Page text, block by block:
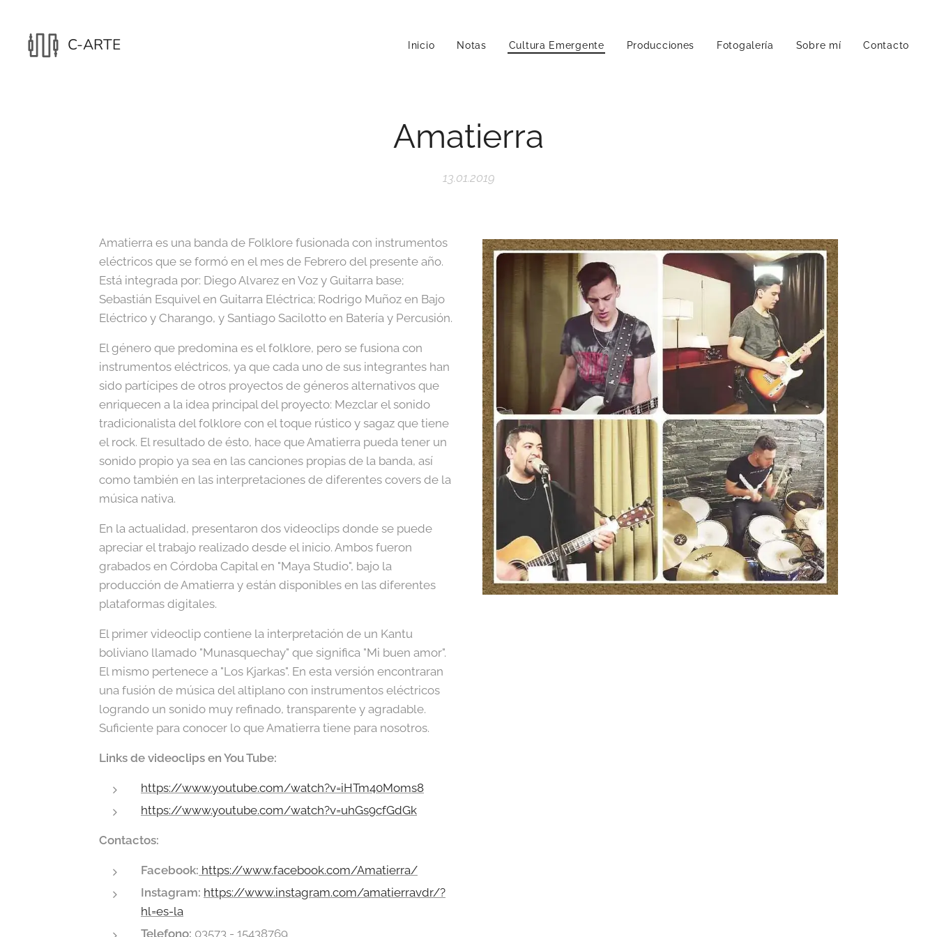
C-ARTE Inicio Notas Cultura Emergente Producciones Fotogalería Sobre mí Contacto
Amatierra
13.01.2019
Amatierra es una banda de Folklore fusionada con instrumentos
eléctricos que se formó en el mes de Febrero del presente año.
Está integrada por: Diego Alvarez en Voz y Guitarra base;
Sebastián Esquivel en Guitarra Eléctrica; Rodrigo Muñoz en Bajo
Eléctrico y Charango, y Santiago Sacilotto en Batería y Percusión.
El género que predomina es el folklore, pero se fusiona con
instrumentos eléctricos, ya que cada uno de sus integrantes han
sido partícipes de otros proyectos de géneros alternativos que
enriquecen a la idea principal del proyecto: Mezclar el sonido
tradicionalista del folklore con el toque rústico y sagaz que tiene
el rock. El resultado de ésto, hace que Amatierra pueda tener un
sonido propio ya sea en las canciones propias de la banda, así
como también en las interpretaciones de diferentes covers de la
música nativa.
En la actualidad, presentaron dos videoclips donde se puede
apreciar el trabajo realizado desde el inicio. Ambos fueron
grabados en Córdoba Capital en "Maya Studio", bajo la
producción de Amatierra y están disponibles en las diferentes
plataformas digitales.
El primer videoclip contiene la interpretación de un Kantu
boliviano llamado "Munasquechay" que significa "Mi buen amor".
El mismo pertenece a "Los Kjarkas". En esta versión encontraran
una fusión de música del altiplano con instrumentos eléctricos
logrando un sonido muy refinado, transparente y agradable.
Suficiente para conocer lo que Amatierra tiene para nosotros.
Links de videoclips en You Tube:
https://www.youtube.com/watch?v=iHTm40Moms8
https://www.youtube.com/watch?v=uhGs9cfGdGk
Contactos:
Facebook: https://www.facebook.com/Amatierra/
Instagram: https://www.instagram.com/amatierravdr/?
hl=es-la
Telefono: 03573 - 15438769